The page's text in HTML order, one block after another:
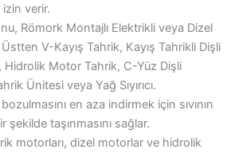
izin verir.
Römork Montajlı Elektrikli veya Dizel
V-Kayış Tahrik, Kayış Tahrikli Dişli
Hidrolik Motor Tahrik, C-Yüz Dişli
Ünitesi veya Yağ Sıyırıcı.
en aza indirmek için sıvının
taşınmasını sağlar.
motorları, dizel motorlar ve hidrolik